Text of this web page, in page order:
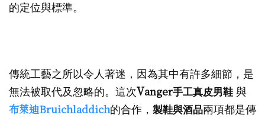
的定位與標準。
傳統工藝之所以令人著迷，因為其中有許多細節，是
無法被取代及忽略的。這次Vanger手工真皮男鞋 與
布萊迪Bruichladdich的合作， 製鞋與酒品兩項都是傳